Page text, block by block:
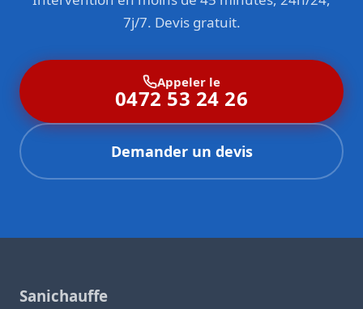
7j/7. Devis gratuit.
Appeler le
0472 53 24 26
Demander un devis
Sanichauffe